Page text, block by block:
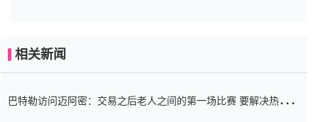
相关新闻
巴特勒访问迈阿密：交易之后老人之间的第一场比赛 要解决热情的